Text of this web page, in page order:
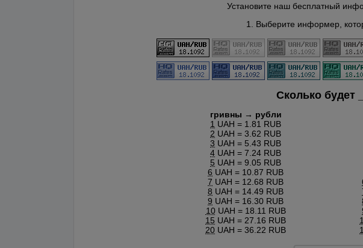
Установите наш бесплатный
1. Выберите информер,
Сколько будет
гривны → рубли
1 UAH = 1.81 RUB
2 UAH = 3.62 RUB
3 UAH = 5.43 RUB
4 UAH = 7.24 RUB
5 UAH = 9.05 RUB
6 UAH = 10.87 RUB
7 UAH = 12.68 RUB
8 UAH = 14.49 RUB
9 UAH = 16.30 RUB
10UAH = 18.11 RUB
15 UAH = 27.16 RUB
20 UAH = 36.22 RUB